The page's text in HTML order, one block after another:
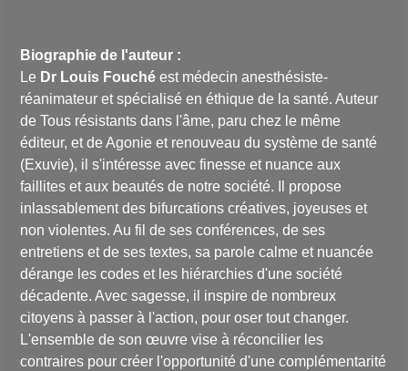
Biographie de l'auteur :
Le Dr Louis Fouché est médecin anesthésiste-
réanimateur et spécialisé en éthique de la santé. Auteur
deTous résistants dans l'âme, paru chez le même
éditeur, et deAgonie et renouveau du système de santé
(Exuvie), il s'intéresse avec finesse et nuance aux
faillites et aux beautés de notre société. Il propose
inlassablement des bifurcations créatives, joyeuses et
non violentes. Au fil de ses conférences, de ses
entretiens et de ses textes, sa parole calme et nuancée
dérange les codes et les hiérarchies d'une société
décadente. Avec sagesse, il inspire de nombreux
citoyens à passer à l'action, pour oser tout changer.
L'ensemble de son œuvre vise à réconcilier les
contraires pour créer l'opportunité d'une complémentarité